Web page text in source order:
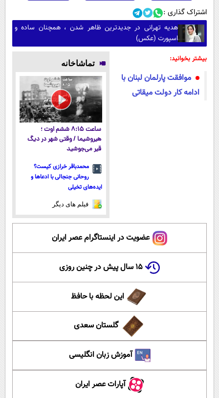
اشتراک گذاری :
هدیه تهرانی در جدیدترین ظاهر شدن ، همچنان ساده و
اسپورت (عکس)
بیشتر بخوانید:
موافقت پارلمان لبنان با
ادامه کار دولت میقاتی
تماشاخانه
ساعت ۸:۱۵ ششم اوت ؛
هیروشیما / وقتی شهر در دیگ
قیر می‌جوشید
محمدباقر خرازی کیست؟
روحانی جنجالی با ادعاها و
ایده‌های تخیلی
فیلم های دیگر
عضویت در اینستاگرام عصر ایران
۱۵ سال پیش در چنین روزی
این لحظه با حافظ
گلستان سعدی
آموزش زبان انگلیسی
آپارات عصر ایران